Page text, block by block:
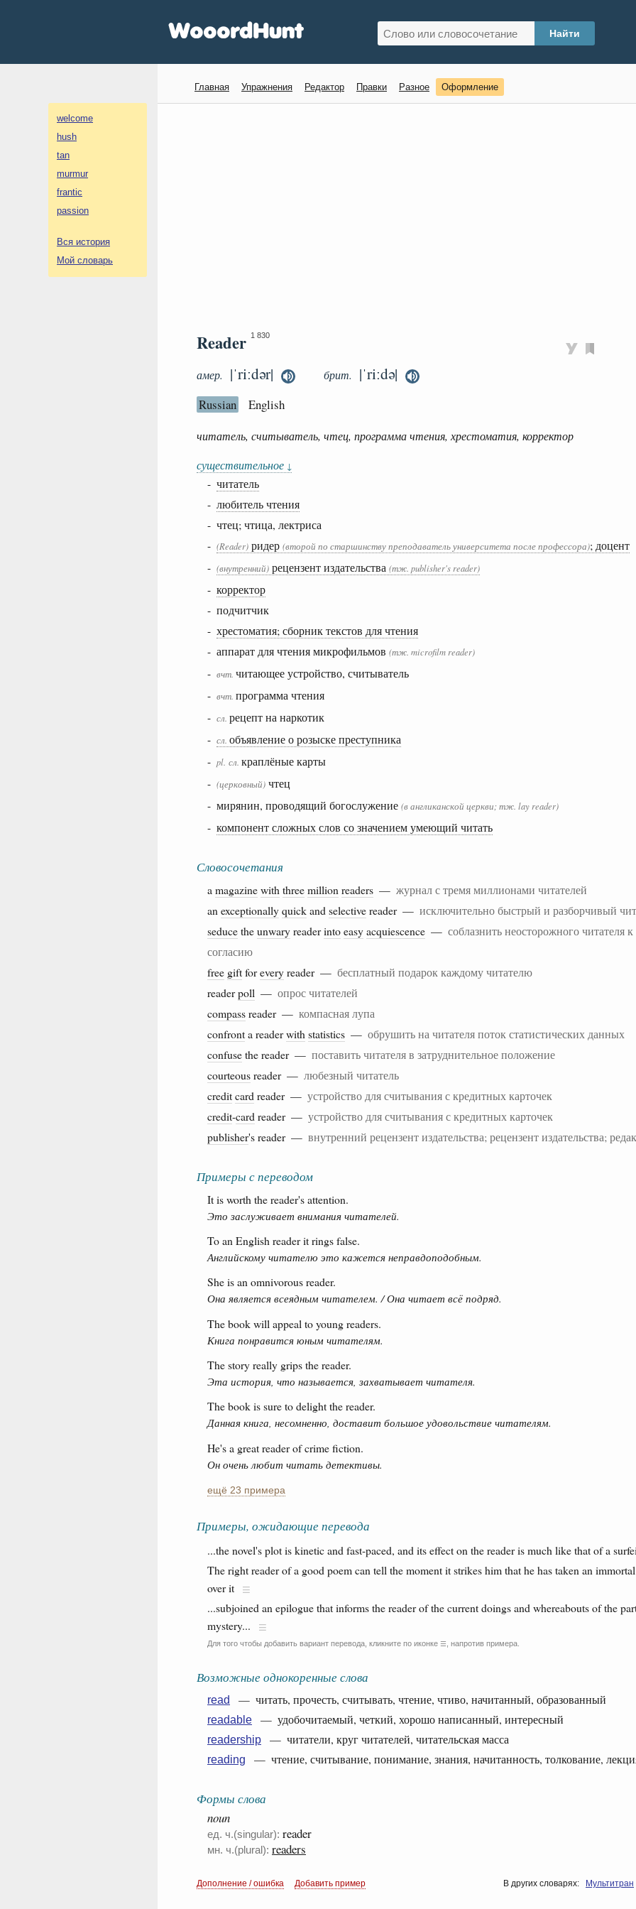
welcome
hush
tan
murmur
frantic
passion
Вся история
Мой словарь
Главная Упражнения Редактор Правки Разное Оформление
Reader 1 830
амер. |ˈriːdər| брит. |ˈriːdə|
Russian English
читатель, считыватель, чтец, программа чтения, хрестоматия, корректор
существительное ↓
- читатель
- любитель чтения
- чтец; чтица, лектриса
- (Reader) ридер (второй по старшинству преподаватель университета после профессора); доцент
- (внутренний) рецензент издательства (тж. publisher's reader)
- корректор
- подчитчик
- хрестоматия; сборник текстов для чтения
- аппарат для чтения микрофильмов (тж. microfilm reader)
- вчт. читающее устройство, считыватель
- вчт. программа чтения
- сл. рецепт на наркотик
- сл. объявление о розыске преступника
- pl. сл. краплёные карты
- (церковный) чтец
- мирянин, проводящий богослужение (в англиканской церкви; тж. lay reader)
- компонент сложных слов со значением умеющий читать
Словосочетания
a magazinewith threemillion readers — журнал с тремя миллионами читателей
an exceptionallyquickand selectivereader — исключительно быстрый и разборчивый
seducetheunwaryreaderintoeasyacquiescence — соблазнить неосторожного читателя
согласию
free giftforeveryreader — бесплатный подарок каждому читателю
readerpoll — опрос читателей
compassreader — компасная лупа
confronta readerwith statistics — обрушить на читателя поток статистических данных
confusethe reader — поставить читателя в затруднительное положение
courteousreader — любезный читатель
creditcard reader — устройство для считывания с кредитных карточек
credit-card reader — устройство для считывания с кредитных карточек
publisher's reader — внутренний рецензент издательства; рецензент издательства;
Примеры с переводом
It is worth the reader's attention.
Это заслуживает внимания читателей.
To an English reader it rings false.
Английскому читателю это кажется неправдоподобным.
She is an omnivorous reader.
Она является всеядным читателем. / Она читает всё подряд.
The book will appeal to young readers.
Книга понравится юным читателям.
The story really grips the reader.
Эта история, что называется, захватывает читателя.
The book is sure to delight the reader.
Данная книга, несомненно, доставит большое удовольствие читателям.
He's a great reader of crime fiction.
Он очень любит читать детективы.
ещё 23 примера
Примеры, ожидающие перевода
...the novel's plot is kinetic and fast-paced, and its effect on the reader is much like that of a
The right reader of a good poem can tell the moment it strikes him that he has taken an
over it
...subjoined an epilogue that informs the reader of the current doings and whereabouts of the
mystery...
Для того чтобы добавить вариант перевода, кликните по иконке ☰ , напротив примера.
Возможные однокоренные слова
read — читать, прочесть, считывать, чтение, чтиво, начитанный, образованный
readable — удобочитаемый, четкий, хорошо написанный, интересный
readership — читатели, круг читателей, читательская масса
reading — чтение, считывание, понимание, знания, начитанность, толкование,
Формы слова
noun
ед. ч.(singular): reader
мн. ч.(plural): readers
Дополнение / ошибка Добавить пример В других словарях: Мультитран